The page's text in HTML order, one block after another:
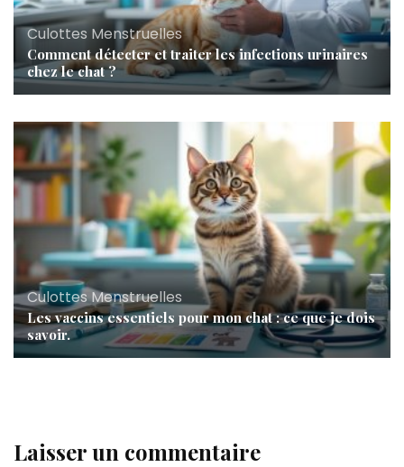
Culottes Menstruelles
Comment détecter et traiter les infections urinaires
chez le chat ?
Culottes Menstruelles
Les vaccins essentiels pour mon chat : ce que je dois
savoir.
Laisser un commentaire